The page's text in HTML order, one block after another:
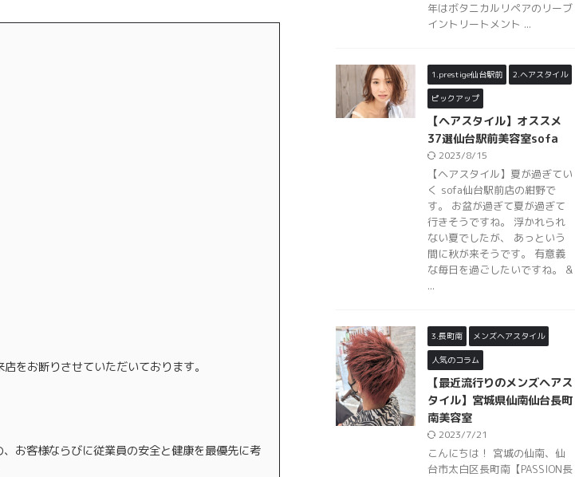
をお断りさせていただいております。
お客様ならびに従業員の安全と健康を最優先に考
年はボタニカルリペアのリーブ
イントリートメント ...
1.prestige仙台駅前 2.ヘアスタイル
ピックアップ
【ヘアスタイル】オススメ
37選仙台駅前美容室sofa
2023/8/15
【ヘアスタイル】夏が過ぎてい
く sofa仙台駅前店の紺野で
す。 お盆が過ぎて夏が過ぎて
行きそうですね。 浮かれられ
ない夏でしたが、 あっという
間に秋が来そうです。 有意義
な毎日を過ごしたいですね。 &
...
3.長町南 メンズヘアスタイル
人気のコラム
【最近流行りのメンズヘアス
タイル】宮城県仙南仙台長町
南美容室
2023/7/21
こんにちは！ 宮城の仙南、仙
台市太白区長町南【PASSION長